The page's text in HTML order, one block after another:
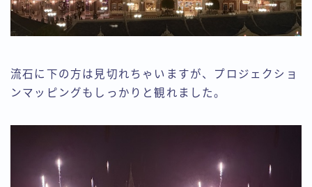
流石に下の方は見切れちゃいますが、プロジェクショ
ンマッピングもしっかりと観れました。